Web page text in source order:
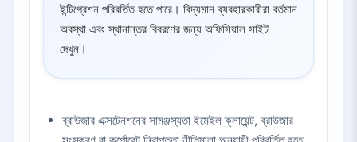
ইন্টিগ্রেশন পরিবর্তিত হতে পারে। বিদ্যমান ব্যবহারকারীরা বর্তমান
অবস্থা এবং স্থানান্তর বিবরণের জন্য অফিসিয়াল সাইট
দেখুন।
ব্রাউজার এক্সটেনশনের সামঞ্জস্যতা ইমেইল ক্লায়েন্ট, ব্রাউজার